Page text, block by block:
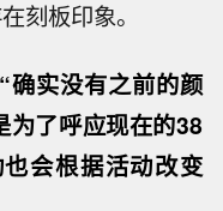
刻板印象。
“确实没有之前的颜
为了呼应现在的38
会根据活动改变